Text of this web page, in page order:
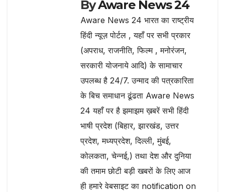
ByAware News 24
Aware News 24 भारत का राष्ट्रीय
हिंदी न्यूज़ पोर्टल , यहाँ पर सभी प्रकार
(अपराध, राजनीति, फिल्म , मनोरंजन,
सरकारी योजनाये आदि) के सामाचार
उपलब्ध है 24/7. उन्माद की पत्रकारिता
के बिच समाधान ढूंढता Aware News
24 यहाँ पर है झमाझम ख़बरें सभी हिंदी
भाषी प्रदेश (बिहार, झारखंड, उत्तर
प्रदेश, मध्यप्रदेश, दिल्ली, मुंबई,
कोलकता, चेन्नई,) तथा देश और दुनिया
की तमाम छोटी बड़ी खबरों के लिए आज
ही हमारे वेबसाइट का notification on